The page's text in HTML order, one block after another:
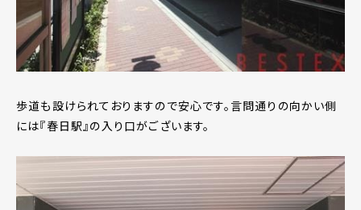
歩道も設けられておりますので安心です。言問通りの向かい側
には『春日駅』の入り口がございます。